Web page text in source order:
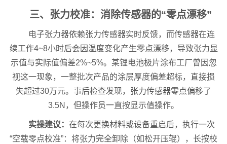
三、张力校准：消除传感器的“零点漂移”
电子张力器依赖张力传感器实时反馈，而传感器在连
续工作4~8小时后会因温度变化产生零点漂移，导致张力显
示值与实际值偏差2%~5%。某锂电池极片涂布工厂曾因忽
视这一现象，一整批次产品的涂层厚度偏差超标，直接损
失超过30万元。事后检查发现，张力传感器零点偏移了
3.5N，但操作员一直按显示值操作。
实操建议： 在每次更换材料或设备重启后，执行一次
“空载零点校准”：将张力完全卸除（如松开压辊），长按校